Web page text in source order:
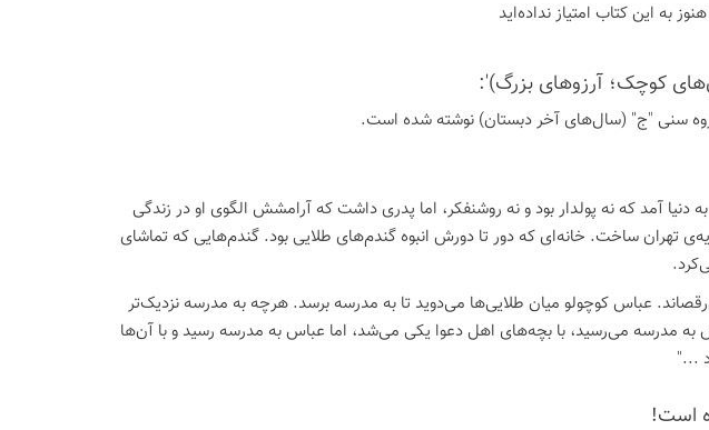
به این كتاب امتیاز نداده‌اید
کوچک؛ آرزوهای بزرگ)':
گروه سنی "ج" (سال‌های آخر دبستان) نوشته شده است.
دنیا آمد که نه پولدار بود و نه روشنفکر، اما پدری داشت که آرامشش الگوی او در زندگی
تهران ساخت. خانه‌ای که دور تا دورش انبوه گندم‌های طلایی بود. گندم‌هایی که تماشای
عباس کوچولو میان طلایی‌ها می‌دوید تا به مدرسه برسد. هرچه به مدرسه نزدیک‌تر
مدرسه می‌رسید، با بچه‌های اهل دعوا یکی می‌شد، اما عباس به مدرسه رسید و با آن‌ها
..."
است!